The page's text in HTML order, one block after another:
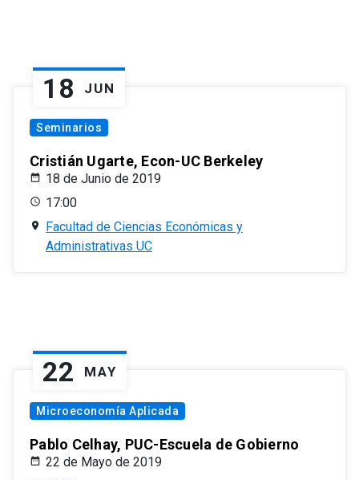
18 JUN
Seminarios
Cristián Ugarte, Econ-UC Berkeley
18 de Junio de 2019
17:00
Facultad de Ciencias Económicas y
Administrativas UC
22 MAY
Microeconomía Aplicada
Pablo Celhay, PUC-Escuela de Gobierno
22 de Mayo de 2019